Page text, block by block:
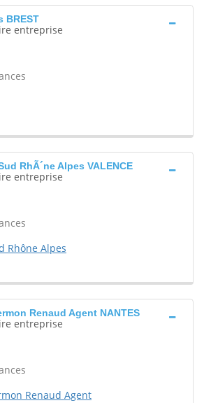
BREST
entreprise
RhÃ´ne Alpes VALENCE
entreprise
Rhône Alpes
Renaud Agent NANTES
entreprise
Renaud Agent